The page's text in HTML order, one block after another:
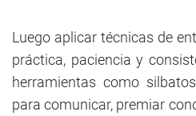
Luego aplicar técnicas de
práctica, paciencia y
herramientas como
para comunicar, premiar